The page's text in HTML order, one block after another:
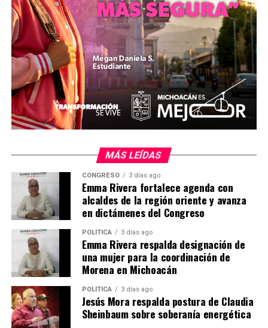
edad, aunque el licopolitano, el antiguo dialecto copto
en que fue escrito el papiro, dejó de existir tres siglos
antes. Así que ambos papiros son falsos, concluyó.
Pero ahora, James Yardley, de la Universidad de
Columbia, reveló al portal que la tinta de este segundo
papiro no coincide con el primero, así que no son
idénticos, y por lo tanto el ‘Evangelio de la esposa de
Jesús’ sí puede ser auténtico. Askeland tendrá la
publique el estudio de los investigadores
actualidad.rt.com
Comparte con:
MÁS LEÍDAS
CONGRESO 3 días ago
Emma Rivera fortalece agenda con
alcaldes de la región oriente y avanza
en dictámenes del Congreso
POLÍTICA 3 días ago
Emma Rivera respalda designación de
una mujer para la coordinación de
Morena en Michoacán
POLÍTICA 3 días ago
Jesús Mora respalda postura de Claudia
Sheinbaum sobre soberanía energética